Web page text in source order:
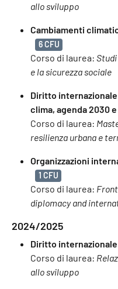
allo sviluppo
Cambiamenti
6 CFU
Corso di laurea:
e la sicurezza sociale
Diritto
clima, agenda 2030
Corso di laurea:
resilienza urbana e
Organizzazioni
1 CFU
Corso di laurea:
diplomacy and
2024/2025
Diritto
Corso di laurea:
allo sviluppo